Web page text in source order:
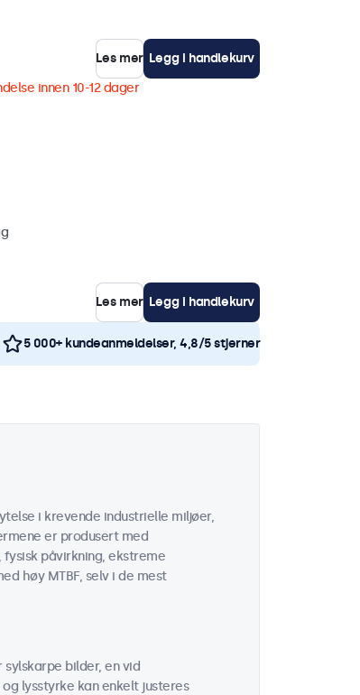
Les mer Legg i handlekurv
innen 10-12 dager
Les mer Legg i handlekurv
5 000+ kundeanmeldelser, 4,8/5 stjerner
i krevende industrielle miljøer,
er produsert med
påvirkning, ekstreme
høy MTBF, selv i de mest
bilder, en vid
lysstyrke kan enkelt justeres